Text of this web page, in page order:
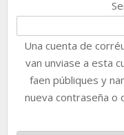
Una cuenta de
van unviase a esta
faen públiques y
nueva contraseña o